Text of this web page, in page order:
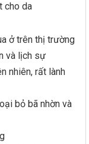
cho da
ở trên thị trường
và lịch sự
nhiên, rất lành
bỏ bã nhờn và